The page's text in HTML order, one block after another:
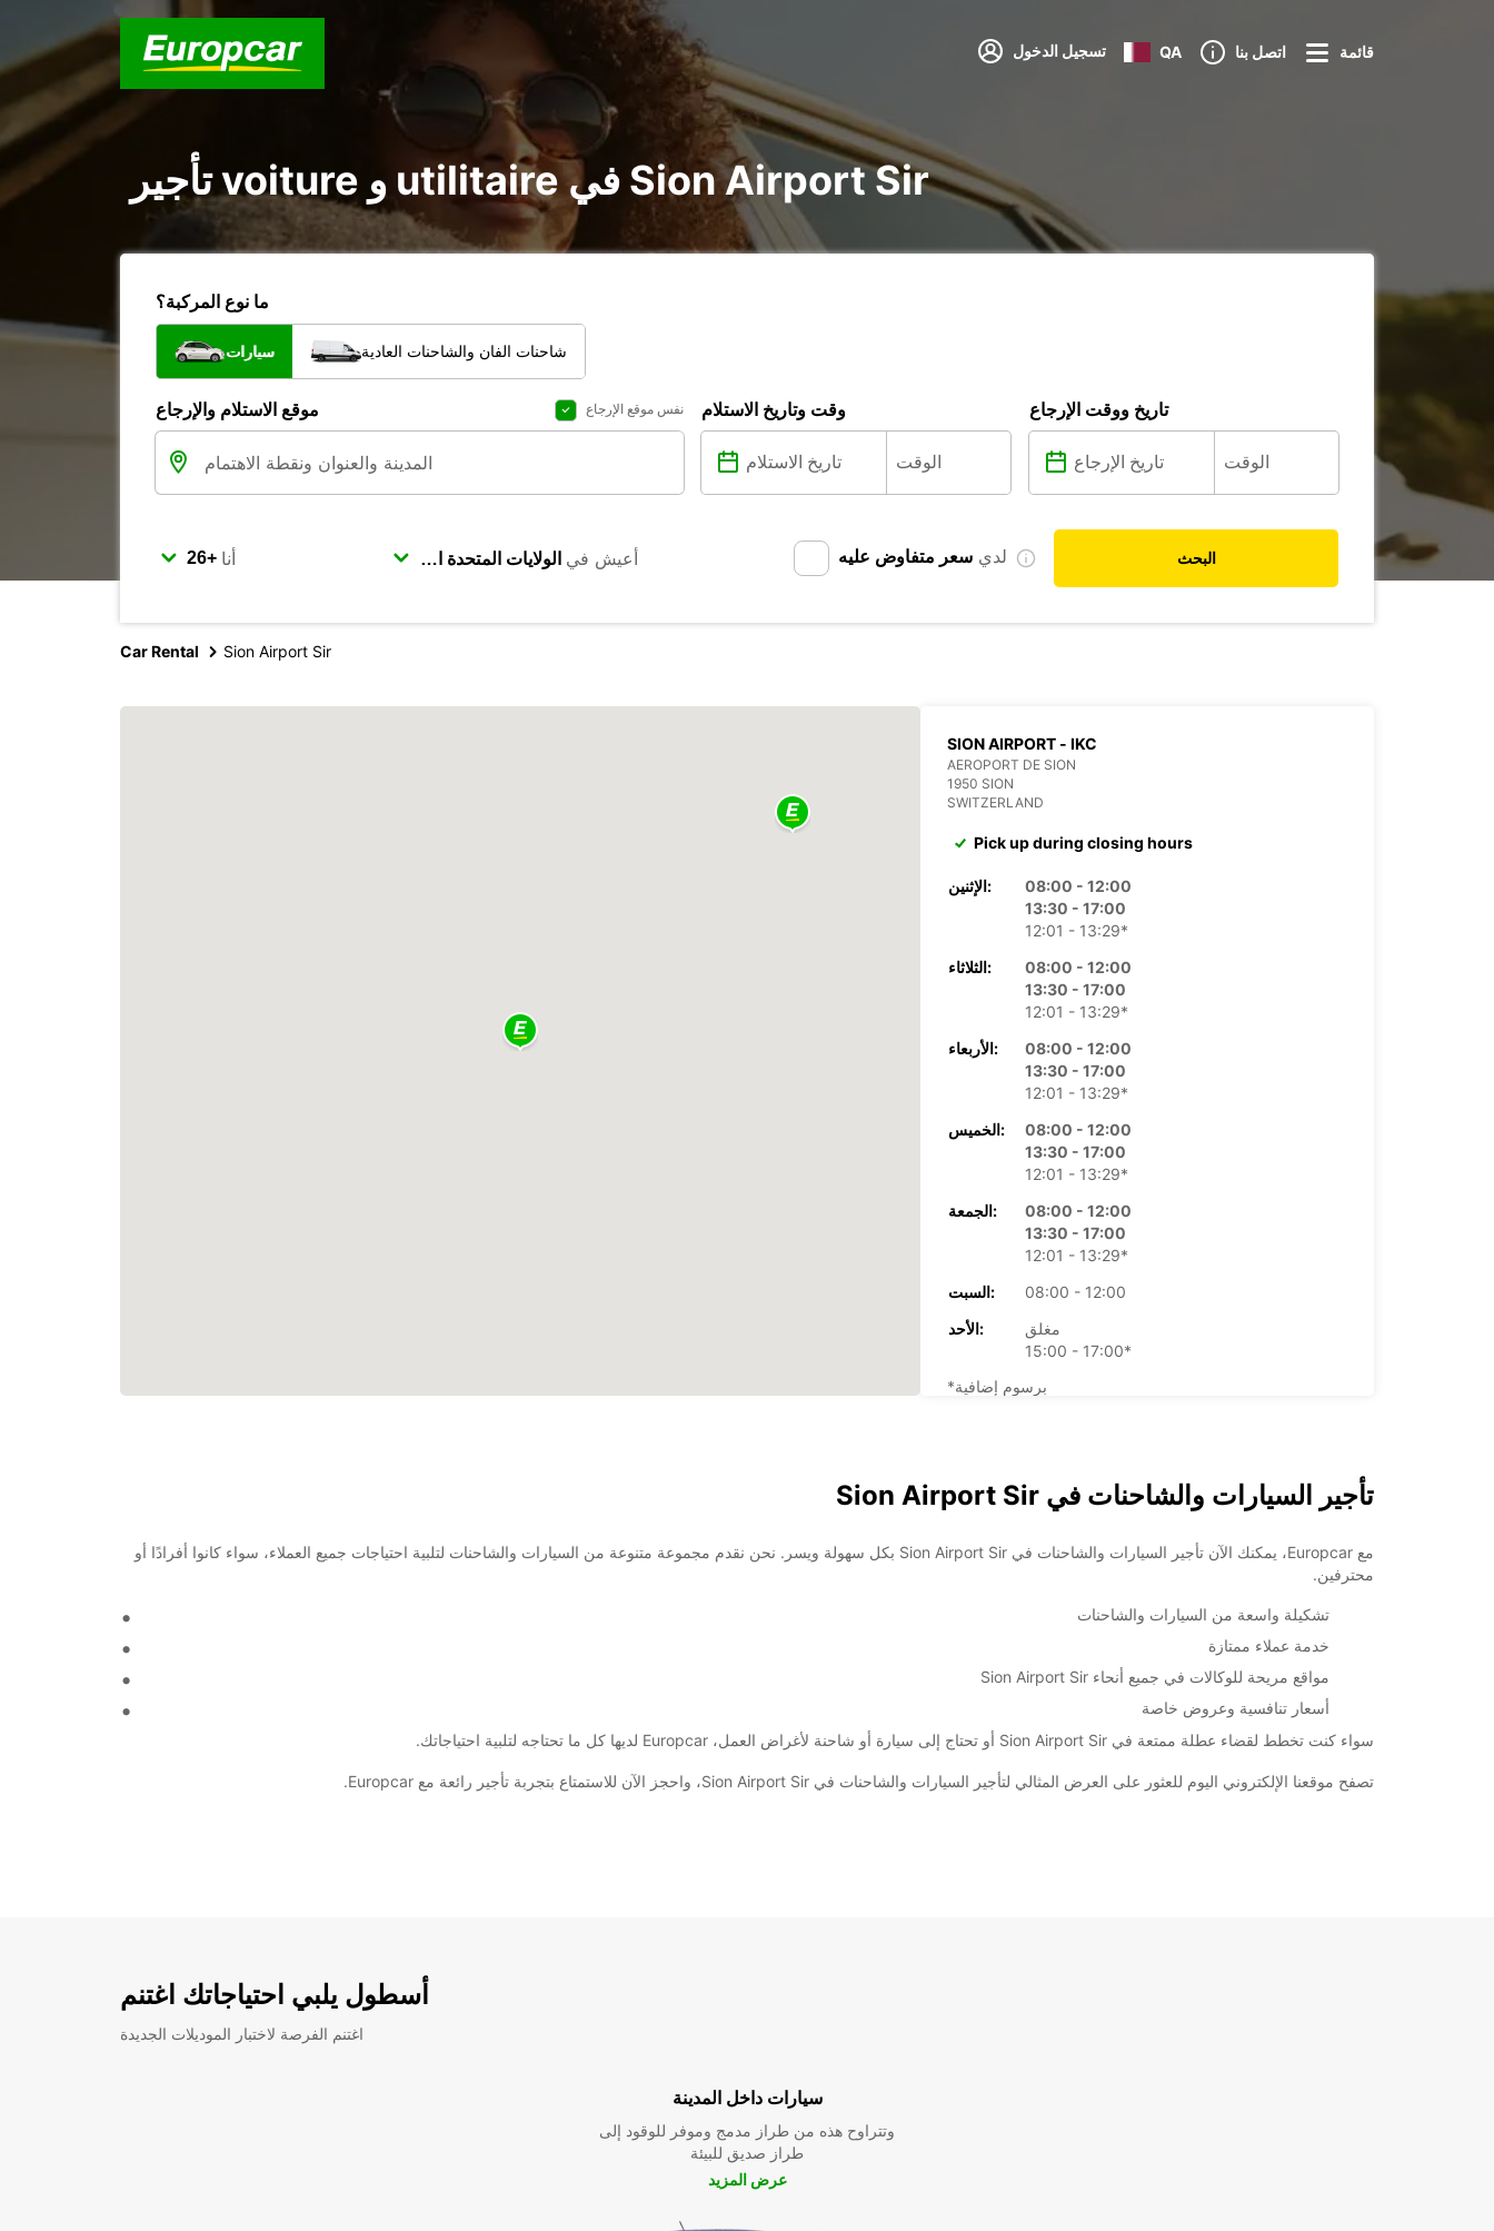
تسجيل الدخول QA اتصل بنا قائمة
تأجير voiture و utilitaire في Sion Airport Sir
ما نوع المركبة؟
سيارات شاحنات الفان والشاحنات العادية
موقع الاستلام والإرجاع نفس موقع الإرجاع وقت وتاريخ الاستلام تاريخ ووقت الإرجاع
أنا أعيش في لدي سعر متفاوض عليه البحث
Car Rental Sion Airport Sir
SION AIRPORT - IKC
AEROPORT DE SION
1950 SION
SWITZERLAND
Pick up during closing hours
الإثنين:
08:00 - 12:00
13:30 - 17:00
12:01 - 13:29*
الثلاثاء:
08:00 - 12:00
13:30 - 17:00
12:01 - 13:29*
الأربعاء:
08:00 - 12:00
13:30 - 17:00
12:01 - 13:29*
الخميس:
08:00 - 12:00
13:30 - 17:00
12:01 - 13:29*
الجمعة:
08:00 - 12:00
13:30 - 17:00
12:01 - 13:29*
السبت:
08:00 - 12:00
الأحد:
مغلق
15:00 - 17:00*
*برسوم إضافية
تأجير السيارات والشاحنات في Sion Airport Sir
مع Europcar، يمكنك الآن تأجير السيارات والشاحنات في Sion Airport Sir بكل سهولة ويسر. نحن نقدم مجموعة متنوعة من السيارات والشاحنات لتلبية احتياجات جميع العملاء، سواء كانوا أفرادًا أو
محترفين.
تشكيلة واسعة من السيارات والشاحنات
خدمة عملاء ممتازة
مواقع مريحة للوكالات في جميع أنحاء Sion Airport Sir
أسعار تنافسية وعروض خاصة
سواء كنت تخطط لقضاء عطلة ممتعة في Sion Airport Sir أو تحتاج إلى سيارة أو شاحنة لأغراض العمل، Europcar لديها كل ما تحتاجه لتلبية احتياجاتك.
تصفح موقعنا الإلكتروني اليوم للعثور على العرض المثالي لتأجير السيارات والشاحنات في Sion Airport Sir، واحجز الآن للاستمتاع بتجربة تأجير رائعة مع Europcar.
أسطول يلبي احتياجاتك اغتنم
اغتنم الفرصة لاختبار الموديلات الجديدة
سيارات داخل المدينة
وتتراوح هذه من طراز مدمج وموفر للوقود إلى
طراز صديق للبيئة
عرض المزيد